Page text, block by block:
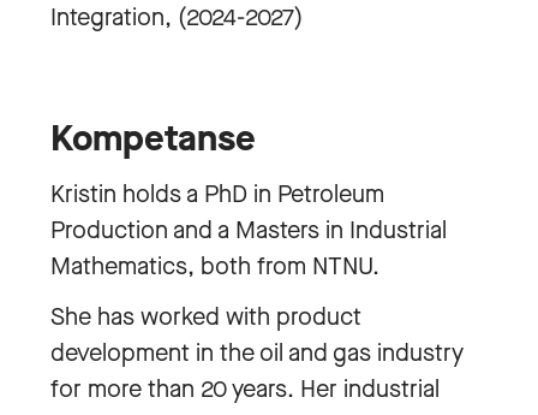
Integration, (2024-2027)
Kompetanse
Kristin holds a PhD in Petroleum
Production and a Masters in Industrial
Mathematics, both from NTNU.
She has worked with product
development in the oil and gas industry
for more than 20 years. Her industrial